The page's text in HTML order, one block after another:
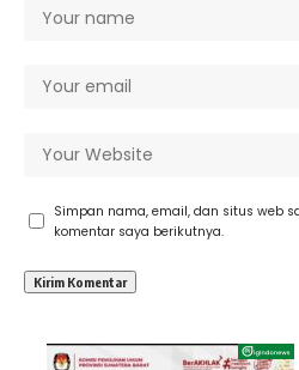
Simpan nama, email, dan situs web
komentar saya berikutnya.